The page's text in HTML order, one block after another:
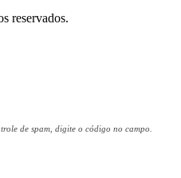
reservados.
de spam, digite o código no campo.